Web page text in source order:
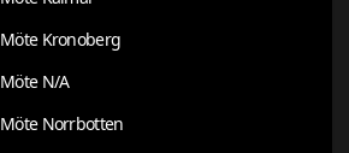
Möte Kronoberg
Möte N/A
Möte Norrbotten